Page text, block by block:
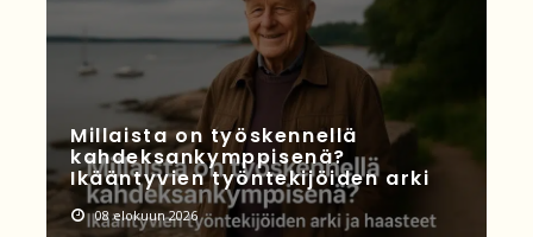
Millaista on työskennellä
kahdeksankymppisenä?
Ikääntyvien työntekijöiden arki
08 elokuun 2026